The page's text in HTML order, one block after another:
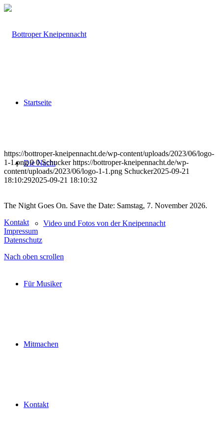
Startseite
Die Nacht
Video und Fotos von der Kneipennacht
Für Musiker
Mitmachen
Kontakt
https://bottroper-kneipennacht.de/wp-content/uploads/2023/06/logo-
1-1.png 0 0 Schucker https://bottroper-kneipennacht.de/wp-
content/uploads/2023/06/logo-1-1.png Schucker2025-09-21
18:10:292025-09-21 18:10:32
The Night Goes On. Save the Date: Samstag, 7. November 2026.
Kontakt
Impressum
Datenschutz
Nach oben scrollen